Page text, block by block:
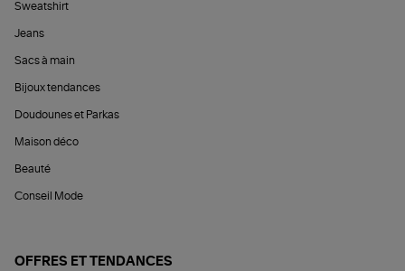
Sweatshirt
Jeans
Sacs à main
Bijoux tendances
Doudounes et Parkas
Maison déco
Beauté
Conseil Mode
OFFRES ET TENDANCES